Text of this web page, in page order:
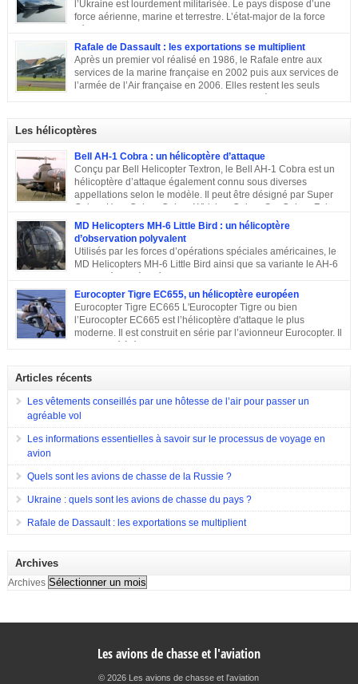
l’Ukraine est lourdement militarisée. Le pays dispose d’une
force aérienne, marine et terrestre. L’état-major de la force
est équipée en majorité d’avions de fabrication soviétique. Parmi les
républiques socialistes soviétiques, l’Ukraine élabore l’une des plus
stratégiques. D’après les statistiques de 2014, l’armée de l’air ukrainienne
et les forces de défense aérienne contiennent environ 43 000 personnes et
247 avions. L’armée ukrainienne se divise en trois commandements
Rafale de Dassault : les exportations se multiplient
Après un premier vol réalisé en 1986, le Rafale entre aux
services de la marine française en 2002 puis aux services de
l’armée de l’Air française en 2006. Elles restent les seuls
que le succès viendra bientôt. Quatre ans plus tard, les premières
commandes étrangères sont signées et depuis, le constructeur multiplie les
exportations. Tour d’horizon sur les exportations du Rafale …
Les hélicoptères
Bell AH-1 Cobra : un hélicoptère d’attaque
Conçu par Bell Helicopter Textron, le Bell AH-1 Cobra est un
hélicoptère d’attaque également connu sous diverses
appellations selon le modèle. Il peut être désigné par Super
Cobra, HueyCobra, Cobra, Whiskey Cobra, SeaCobra, Zulu
Cobra, Snake ou encore Viper. Le modèle premier était doté de la même
motorisation, de la même transmission et du même rotor principal que le
Bell UH-1 Iroquois. Cet appareil a effectué son premier vol en septembre
1965, est entré en service en 1967 et est toujours en service dans quelques
pays. Sa conception C’est en 1962 que Bell décide de construire un
MD Helicopters MH-6 Little Bird : un hélicoptère
d’observation polyvalent
Utilisés par les forces d’opérations spéciales américaines, le
MD Helicopters MH-6 Little Bird ainsi que sa variante le AH-6
est un hélicoptère léger conçu sur la base du Hughes OH-6 et
du Hughes MD 500. Il a été conçu par l’avionneur américain MD
Helicopters. Sa conception Lorsqu’en 1960, l’armée américaine a évoqué
son souhait de développer un hélicoptère léger d’observation qui serait
également capable d’endosser divers rôles, de nombreuses compagnies
sont entrées en compétition pour remporter le projet. Parmi elles, il y a eu
Eurocopter Tigre EC655, un hélicoptère européen
Eurocopter Tigre EC665 L'Eurocopter Tigre ou bien
l’Eurocopter EC665 est l’hélicoptère d'attaque le plus
moderne. Il est construit en série par l’avionneur Eurocopter. Il
est destiné à équiper les forces de terres de l’Allemagne, la
construit afin d’assurer les missions d’appui à proximité immédiate des
forces terrestres. Il a été utilisé en 2009 lors de la guerre en Afghanistan.
Eurocopter Tigre EC655
Articles récents
Les vêtements conseillés par une hôtesse de l’air pour passer un
agréable vol
Les informations essentielles à savoir sur le processus de voyage en
avion
Quels sont les avions de chasse de la Russie ?
Ukraine : quels sont les avions de chasse du pays ?
Rafale de Dassault : les exportations se multiplient
Archives
Archives
Les avions de chasse et l'aviation
© 2026 Les avions de chasse et l'aviation